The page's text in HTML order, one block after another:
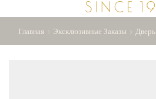
Главная Эксклюзивные Заказы Дверь